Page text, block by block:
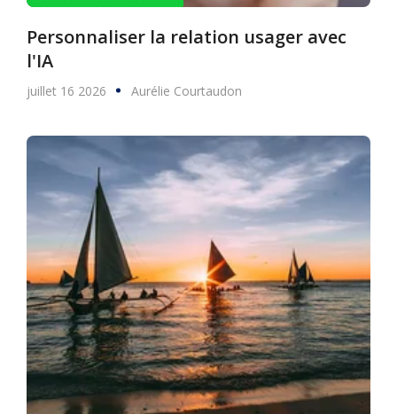
Personnaliser la relation usager avec
l'IA
juillet 16 2026 Aurélie Courtaudon